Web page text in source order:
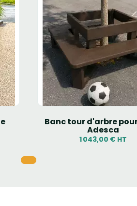
Banc tour d'arbre
Adesca
1 043,00 € HT